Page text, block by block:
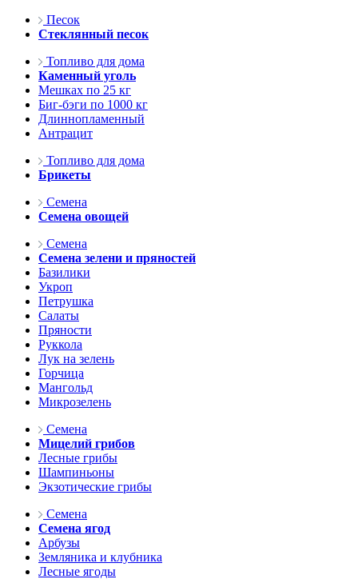
Песок
Стеклянный песок
Топливо для дома
Каменный уголь
Мешках по 25 кг
Биг-бэги по 1000 кг
Длиннопламенный
Антрацит
Топливо для дома
Брикеты
Семена
Семена овощей
Семена
Семена зелени и пряностей
Базилики
Укроп
Петрушка
Салаты
Пряности
Руккола
Лук на зелень
Горчица
Мангольд
Микрозелень
Семена
Мицелий грибов
Лесные грибы
Шампиньоны
Экзотические грибы
Семена
Семена ягод
Арбузы
Земляника и клубника
Лесные ягоды